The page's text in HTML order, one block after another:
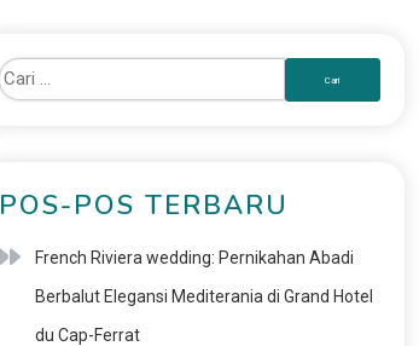
POS-POS TERBARU
French Riviera wedding: Pernikahan Abadi
Berbalut Elegansi Mediterania di Grand Hotel
du Cap-Ferrat